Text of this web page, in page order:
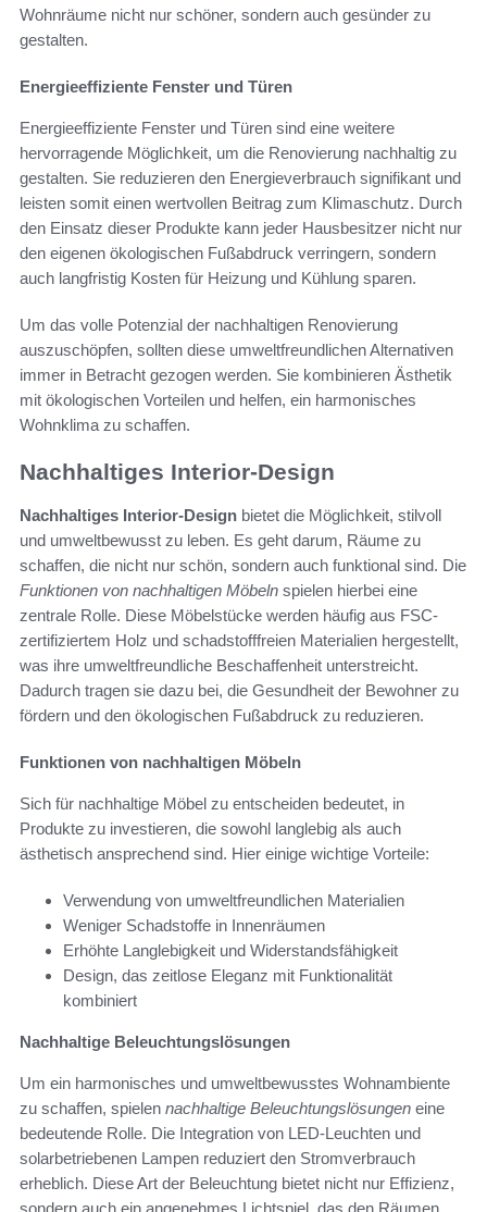
Wohnräume nicht nur schöner, sondern auch gesünder zu
gestalten.
Energieeffiziente Fenster und Türen
Energieeffiziente Fenster und Türen sind eine weitere
hervorragende Möglichkeit, um die Renovierung nachhaltig zu
gestalten. Sie reduzieren den Energieverbrauch signifikant und
leisten somit einen wertvollen Beitrag zum Klimaschutz. Durch
den Einsatz dieser Produkte kann jeder Hausbesitzer nicht nur
den eigenen ökologischen Fußabdruck verringern, sondern
auch langfristig Kosten für Heizung und Kühlung sparen.
Um das volle Potenzial der nachhaltigen Renovierung
auszuschöpfen, sollten diese umweltfreundlichen Alternativen
immer in Betracht gezogen werden. Sie kombinieren Ästhetik
mit ökologischen Vorteilen und helfen, ein harmonisches
Wohnklima zu schaffen.
Nachhaltiges Interior-Design
Nachhaltiges Interior-Design bietet die Möglichkeit, stilvoll
und umweltbewusst zu leben. Es geht darum, Räume zu
schaffen, die nicht nur schön, sondern auch funktional sind. Die
Funktionen von nachhaltigen Möbeln spielen hierbei eine
zentrale Rolle. Diese Möbelstücke werden häufig aus FSC-
zertifiziertem Holz und schadstofffreien Materialien hergestellt,
was ihre umweltfreundliche Beschaffenheit unterstreicht.
Dadurch tragen sie dazu bei, die Gesundheit der Bewohner zu
fördern und den ökologischen Fußabdruck zu reduzieren.
Funktionen von nachhaltigen Möbeln
Sich für nachhaltige Möbel zu entscheiden bedeutet, in
Produkte zu investieren, die sowohl langlebig als auch
ästhetisch ansprechend sind. Hier einige wichtige Vorteile:
Verwendung von umweltfreundlichen Materialien
Weniger Schadstoffe in Innenräumen
Erhöhte Langlebigkeit und Widerstandsfähigkeit
Design, das zeitlose Eleganz mit Funktionalität
kombiniert
Nachhaltige Beleuchtungslösungen
Um ein harmonisches und umweltbewusstes Wohnambiente
zu schaffen, spielen nachhaltige Beleuchtungslösungen eine
bedeutende Rolle. Die Integration von LED-Leuchten und
solarbetriebenen Lampen reduziert den Stromverbrauch
erheblich. Diese Art der Beleuchtung bietet nicht nur Effizienz,